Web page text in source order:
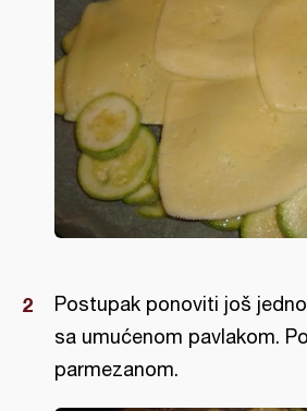
Postupak ponoviti još
sa umućenom pavlakom.
parmezanom.